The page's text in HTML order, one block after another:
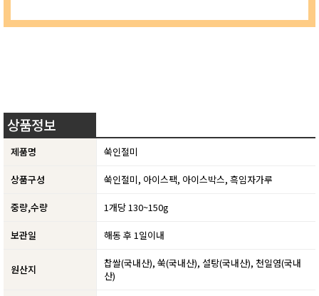
상품정보
제품명 쑥인절미
상품구성 쑥인절미, 아이스팩, 아이스박스, 흑임자가루
중량,수량 1개당 130~150g
보관일 해동 후 1일이내
원산지
찹쌀(국내산), 쑥(국내산), 설탕(국내산), 천일염(국내
산)